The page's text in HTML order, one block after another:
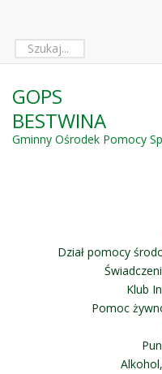
GOPS
BESTWINA
Gminny Ośrodek Pomocy
Dział pomocy
Klub
Pomoc